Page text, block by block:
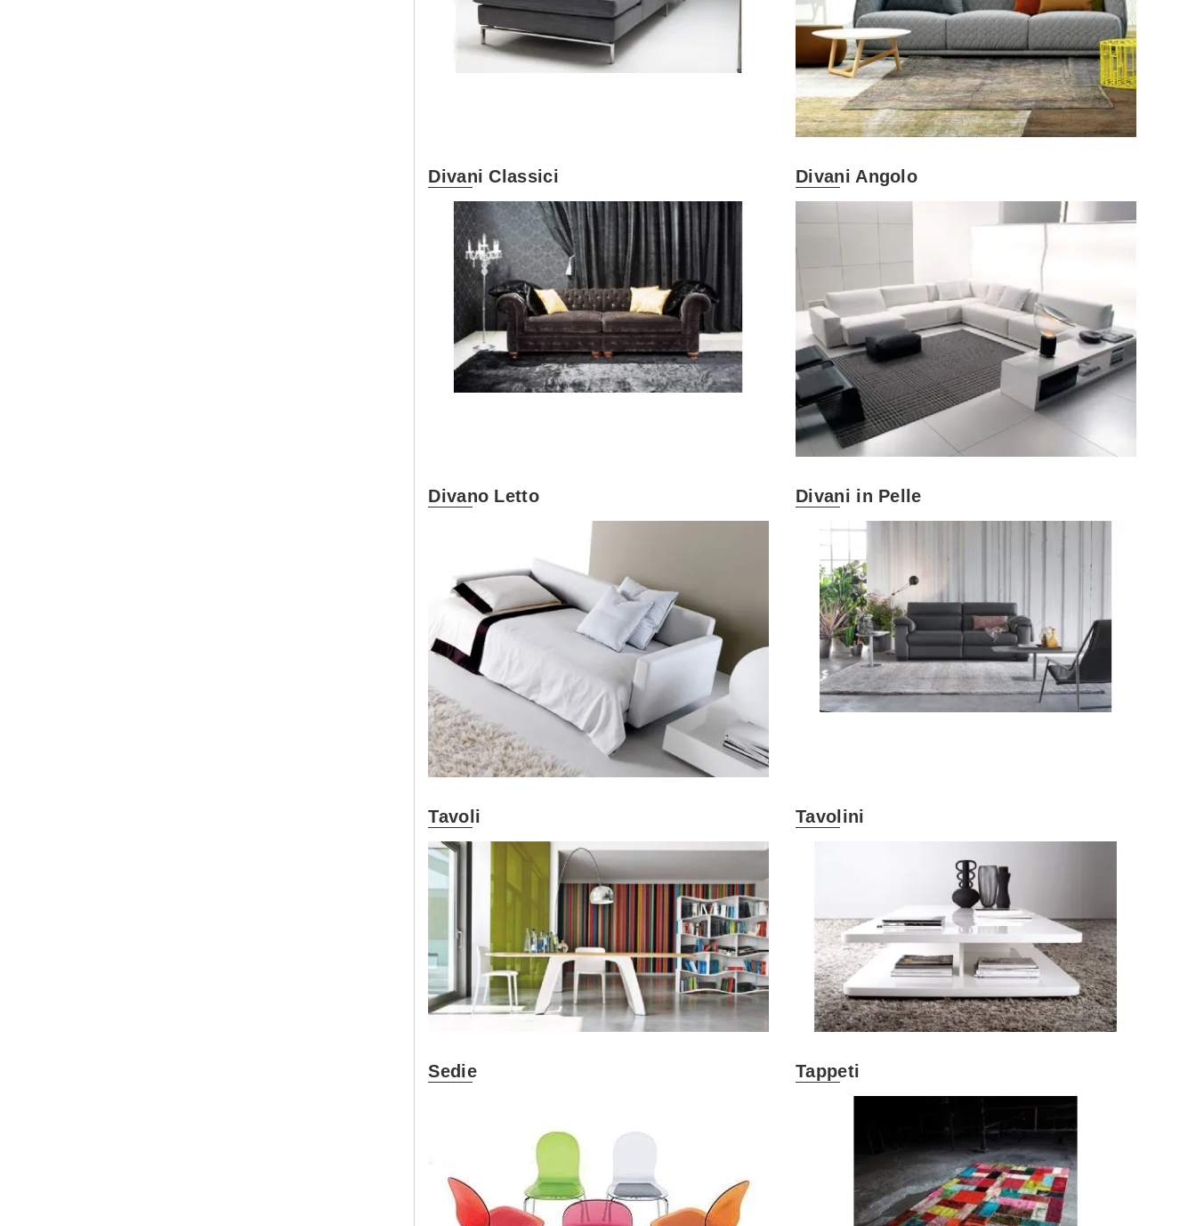
Divani Classici Divani Angolo
Divano Letto Divani in Pelle
Tavoli Tavolini
Sedie Tappeti